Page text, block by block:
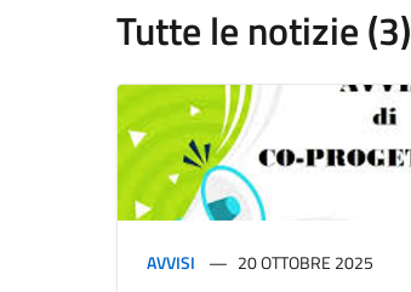
Tutte le notizie (3)
AVVISI 20 OTTOBRE 2025